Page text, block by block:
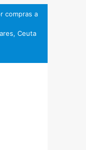
compras a
Ceuta